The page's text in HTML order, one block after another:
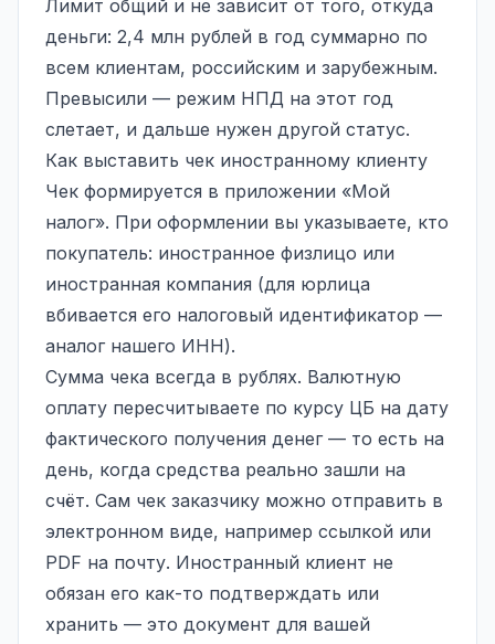
Лимит общий и не зависит от того, откуда
деньги: 2,4 млн рублей в год суммарно по
всем клиентам, российским и зарубежным.
Превысили — режим НПД на этот год
слетает, и дальше нужен другой статус.
Как выставить чек иностранному клиенту
Чек формируется в приложении «Мой
налог». При оформлении вы указываете, кто
покупатель: иностранное физлицо или
иностранная компания (для юрлица
вбивается его налоговый идентификатор —
аналог нашего ИНН).
Сумма чека всегда в рублях. Валютную
оплату пересчитываете по курсу ЦБ на дату
фактического получения денег — то есть на
день, когда средства реально зашли на
счёт. Сам чек заказчику можно отправить в
электронном виде, например ссылкой или
PDF на почту. Иностранный клиент не
обязан его как-то подтверждать или
хранить — это документ для вашей